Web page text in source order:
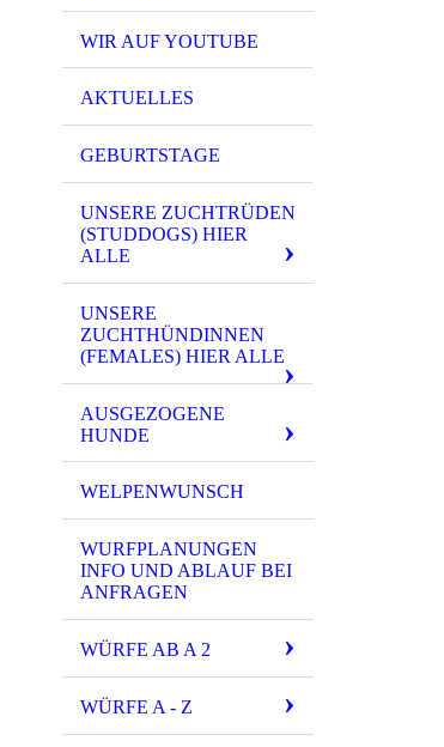
WIR AUF YOUTUBE
AKTUELLES
GEBURTSTAGE
UNSERE ZUCHTRÜDEN
(STUDDOGS) HIER
ALLE
UNSERE
ZUCHTHÜNDINNEN
(FEMALES) HIER ALLE
AUSGEZOGENE
HUNDE
WELPENWUNSCH
WURFPLANUNGEN
INFO UND ABLAUF BEI
ANFRAGEN
WÜRFE AB A 2
WÜRFE A - Z